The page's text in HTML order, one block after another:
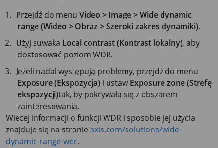
Przejdź do menuVideo > Image > Wide dynamic
range (Wideo > Obraz > Szeroki zakres dynamiki).
Użyj suwaka Local contrast (Kontrast lokalny), aby
dostosować poziom WDR.
Jeżeli nadal występują problemy, przejdź do menu
Exposure (Ekspozycja) i ustaw Exposure zone (Strefę
ekspozycji)tak, by pokrywała się z obszarem
zainteresowania.
Więcej informacji o funkcji WDR i sposobie jej użycia
znajduje się na stronie axis.com/solutions/wide-
dynamic-range-wdr.